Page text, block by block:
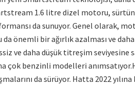
1.6 litre dizel motoru,
da sunuyor. Genel olarak,
önemli bir ağırlık azalması ve
ve daha düşük titreşim seviyesine
çok benzinli modelleri
da sürüyor. Hatta 2022